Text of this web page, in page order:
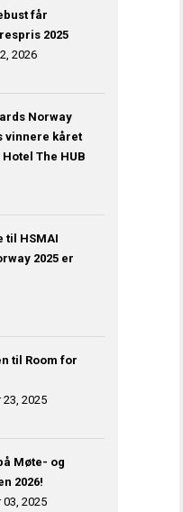
får
2025
2026
Norway
vinnere kåret
The HUB
til HSMAI
2025 er
til Room for
2025
Møte- og
2026!
2025